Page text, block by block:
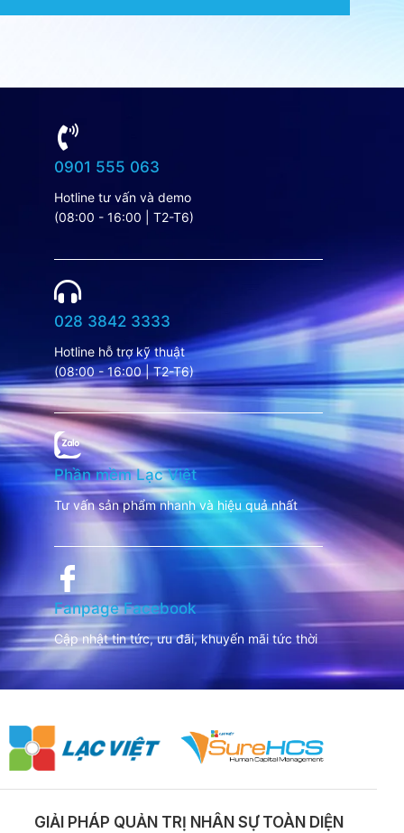
0901 555 063
Hotline tư vấn và demo
(08:00 - 16:00 | T2-T6)
028 3842 3333
Hotline hỗ trợ kỹ thuật
(08:00 - 16:00 | T2-T6)
Phần mềm Lạc Việt
Tư vấn sản phẩm nhanh và hiệu quả nhất
Fanpage Facebook
Cập nhật tin tức, ưu đãi, khuyến mãi tức thời
GIẢI PHÁP QUẢN TRỊ NHÂN SỰ TOÀN DIỆN